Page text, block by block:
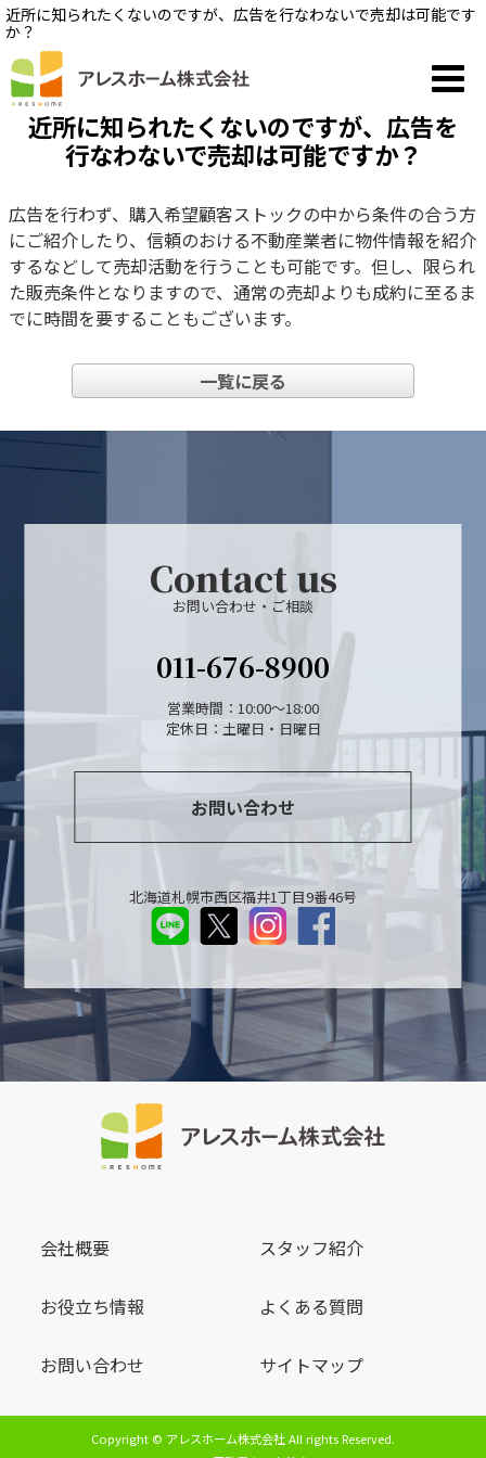
近所に知られたくないのですが、広告を行なわないで売却は可能です
か？
近所に知られたくないのですが、広告を
行なわないで売却は可能ですか？
広告を行わず、購入希望顧客ストックの中から条件の合う方
にご紹介したり、信頼のおける不動産業者に物件情報を紹介
するなどして売却活動を行うことも可能です。但し、限られ
た販売条件となりますので、通常の売却よりも成約に至るま
でに時間を要することもございます。
一覧に戻る
Contact us
お問い合わせ・ご相談
011-676-8900
営業時間：10:00～18:00
定休日：土曜日・日曜日
お問い合わせ
北海道札幌市西区福井1丁目9番46号
会社概要 スタッフ紹介
お役立ち情報 よくある質問
お問い合わせ サイトマップ
Copyright © アレスホーム株式会社 All rights Reserved.